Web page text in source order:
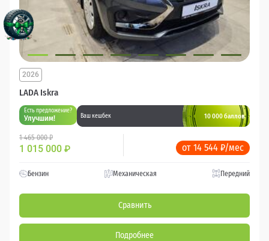
LADA Iskra
2026
Есть предложение?
Улучшим! Ваш кешбек 10 000 баллов
1 465 000 ₽
1 015 000 ₽ от 14 544 ₽/мес
Бензин Механическая Передний
Сравнить
Подробнее